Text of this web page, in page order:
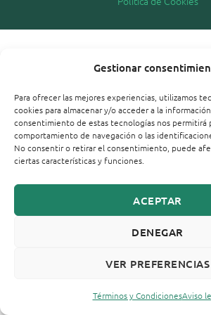
Gestionar
Para ofrecer las mejores experiencias, utilizamos
cookies para almacenar y/o acceder a la
consentimiento de estas tecnologías nos permitirá
comportamiento de navegación o las
No consentir o retirar el consentimiento, puede
ciertas características y funciones.
ACEPTAR
DENEGAR
VER PREFERENCIAS
Términos y CondicionesAviso